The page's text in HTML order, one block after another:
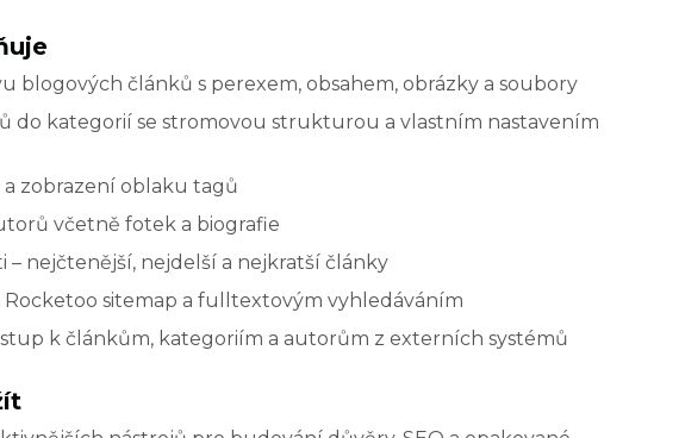
blogových článků s perexem, obsahem, obrázky a soubory
do kategorií se stromovou strukturou a vlastním nastavením
zobrazení oblaku tagů
včetně fotek a biografie
– nejčtenější, nejdelší a nejkratší články
Rocketoo sitemap a fulltextovým vyhledáváním
k článkům, kategoriím a autorům z externích systémů